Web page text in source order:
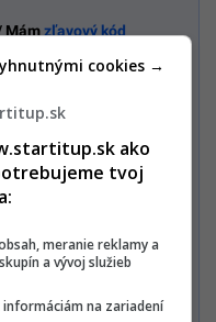
Mámzľavový kód
a Startitup Group
ako
tvoj
meranie reklamy a
a vývoj služieb
na zariadení
cookies →